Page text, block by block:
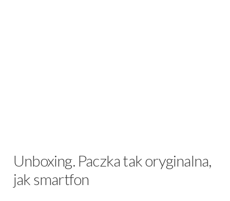
Unboxing. Paczka tak oryginalna,
jak smartfon